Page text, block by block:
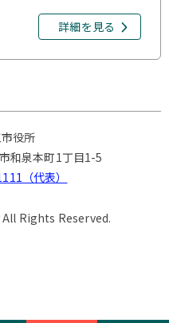
詳細を見る
役所
和泉本町1丁目1-5
（代表）
Rights Reserved.